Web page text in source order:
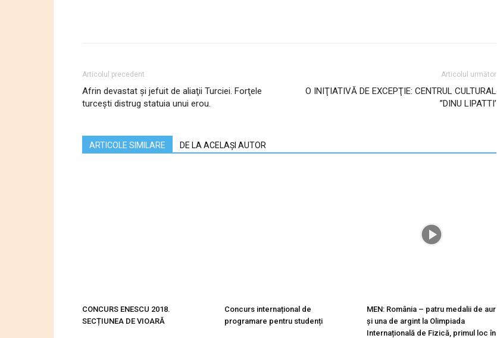
Articolul precedent
Afrin devastat şi jefuit de aliaţii Turciei. Forţele
turceşti distrug statuia unui erou.
Articolul următor
O INIŢIATIVĂ DE EXCEPŢIE: CENTRUL CULTURAL
”DINU LIPATTI’
ARTICOLE SIMILARE DE LA ACELAȘI AUTOR
CONCURS ENESCU 2018.
SECȚIUNEA DE VIOARĂ
Concurs internațional de
programare pentru studenți
MEN: România – patru medalii de aur
și una de argint la Olimpiada
Internațională de Fizică, primul loc în